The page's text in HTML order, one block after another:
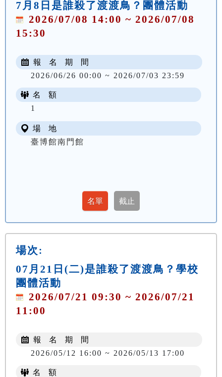
7月8日是誰殺了渡渡鳥？團體活動
2026/07/08 14:00 ~ 2026/07/08
15:30
報 名 期 間
2026/06/26 00:00 ~ 2026/07/03 23:59
名 額
1
場 地
臺博館南門館
場次:
07月21日(二)是誰殺了渡渡鳥？學校
團體活動
2026/07/21 09:30 ~ 2026/07/21
11:00
報 名 期 間
2026/05/12 16:00 ~ 2026/05/13 17:00
名 額